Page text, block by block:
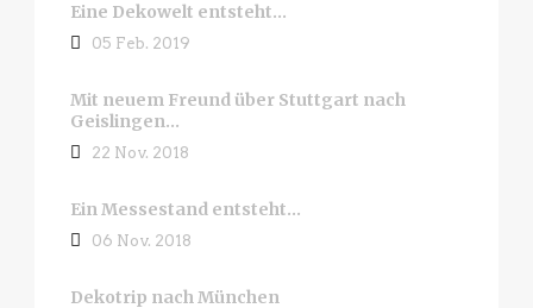
Eine Dekowelt entsteht…
05 Feb. 2019
Mit neuem Freund über Stuttgart nach
Geislingen…
22 Nov. 2018
Ein Messestand entsteht…
06 Nov. 2018
Dekotrip nach München